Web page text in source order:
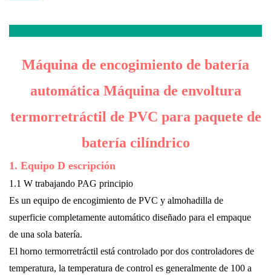
Máquina de encogimiento de batería
automática Máquina de envoltura
termorretráctil de PVC para paquete de
batería cilíndrico
1. Equipo D escripción
1.1 W trabajando PAG principio
Es un equipo de encogimiento de PVC y almohadilla de
superficie completamente automático diseñado para el empaque
de una sola batería.
El horno termorretráctil está controlado por dos controladores de
temperatura, la temperatura de control es generalmente de 100 a